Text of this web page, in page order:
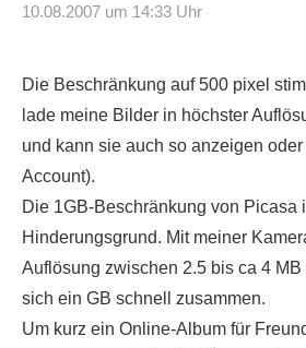
10.08.2007 um 14:33 Uhr
Die Beschränkung auf 500 pixel
lade meine Bilder in höchster
und kann sie auch so anzeigen
Account).
Die 1GB-Beschränkung von Picasa
Hinderungsgrund. Mit meiner
Auflösung zwischen 2.5 bis ca 4
sich ein GB schnell zusammen.
Um kurz ein Online-Album für